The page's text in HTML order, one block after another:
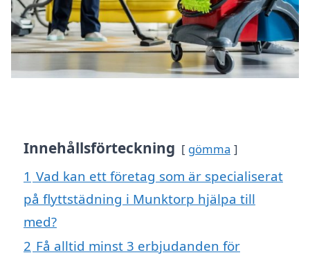
Innehållsförteckning gömma
1 Vad kan ett företag som är specialiserat
på flyttstädning i Munktorp hjälpa till
med?
2 Få alltid minst 3 erbjudanden för